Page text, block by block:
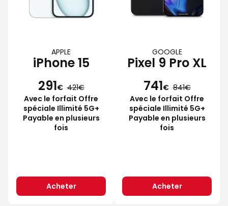
APPLE
iPhone 15
291€ 421
Avec le forfait Offre
spéciale Illimité 5G+
Payable en plusieurs
fois
Acheter
GOOGLE
Pixel 9 Pro XL
741€ 841
Avec le forfait Offre
spéciale Illimité 5G+
Payable en plusieurs
fois
Acheter